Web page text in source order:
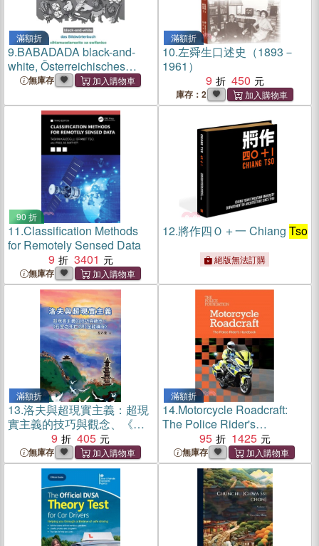
滿額折
9.BABADADA black-and-
white, Österreichisches
Deutsch mit Artikeln -
Bildwörterbuch -
xihlamuselamarito xa
swifaniso: Austrian German -
無庫存
滿額折
10.左舜生口述史（1893－
1961）
9
450
庫存：2
90 折
11.Classification Methods
for Remotely Sensed Data
9
3401
無庫存
12.將作四Ｏ＋一 Chiang Tso
絕版無法訂購
滿額折
13.洛夫與超現實主義：超現
實主義的技巧與觀念、《石
室之死亡》與〈金龍禪寺〉
9 405
無庫存
滿額折
14.Motorcycle Roadcraft:
The Police Rider's
Handbook 2025
95 1425
無庫存